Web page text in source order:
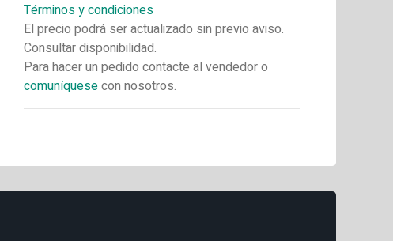
Términos y condiciones
El precio podrá ser actualizado sin previo aviso.
Consultar disponibilidad.
Para hacer un pedido contacte al vendedor o
comuníquesecon nosotros.